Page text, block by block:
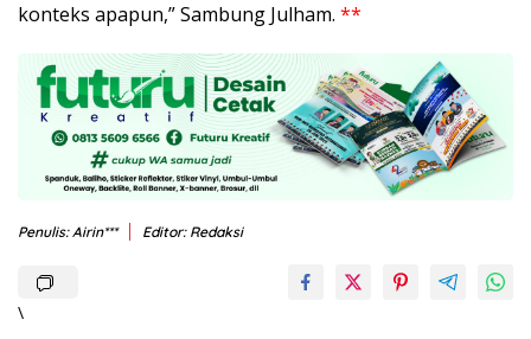
konteks apapun,” Sambung Julham. **
Penulis: Airin*** Editor: Redaksi
\